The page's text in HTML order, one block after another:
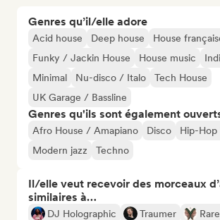
Genres qu’il/elle adore
Acid house Deep house
House
Funky / Jackin House
House music
Minimal
Nu-disco / Italo
Tech House
UK Garage / Bassline
Genres qu'ils sont également
Afro House / Amapiano Disco
Hip-Hop
Modern jazz
Techno
Il/elle veut recevoir des morceaux
similaires à…
DJ Holographic Traumer